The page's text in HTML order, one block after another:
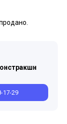
17-29